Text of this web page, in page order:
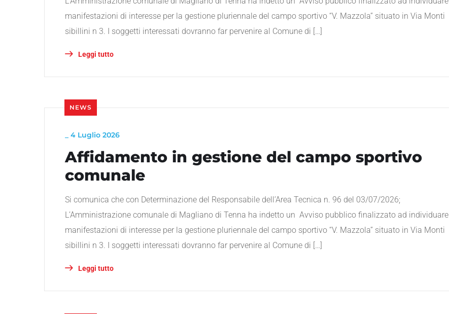
manifestazioni di interesse per la gestione pluriennale del campo sportivo “V. Mazzola” situato in Via Monti
sibillini n 3. I soggetti interessati dovranno far pervenire al Comune di […]
Leggi tutto
NEWS
4 Luglio 2026
Affidamento in gestione del campo sportivo
comunale
Si comunica che con Determinazione del Responsabile dell’Area Tecnica n. 96 del 03/07/2026;
L’Amministrazione comunale di Magliano di Tenna ha indetto un Avviso pubblico finalizzato ad individuare
manifestazioni di interesse per la gestione pluriennale del campo sportivo “V. Mazzola” situato in Via Monti
sibillini n 3. I soggetti interessati dovranno far pervenire al Comune di […]
Leggi tutto